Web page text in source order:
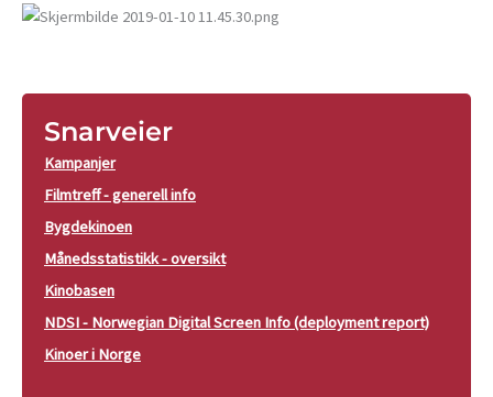
Snarveier
Kampanjer
Filmtreff - generell info
Bygdekinoen
Månedsstatistikk - oversikt
Kinobasen
NDSI - Norwegian Digital Screen Info (deployment report)
Kinoer i Norge